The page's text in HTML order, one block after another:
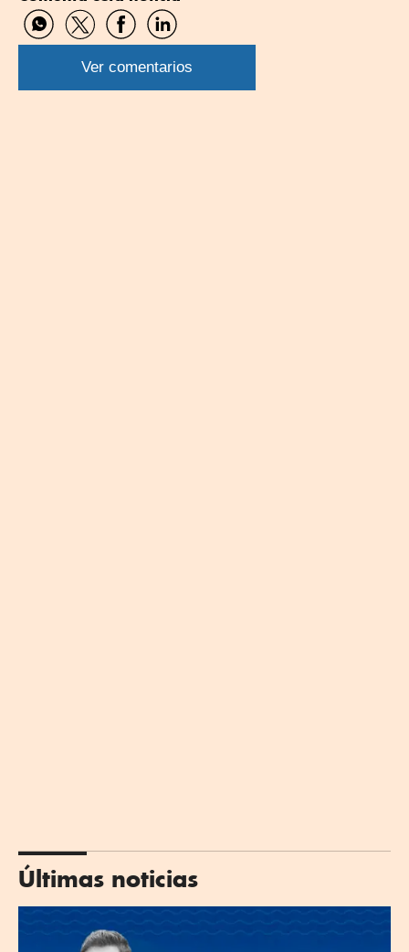
Compartir
por
WhatsApp
Compartir
por
Twitter
Compartir
por
Facebook
Compartir
por
Linkedin
Ver comentarios
Últimas noticias